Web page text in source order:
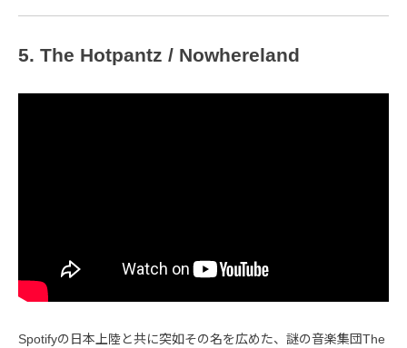
5. The Hotpantz / Nowhereland
Spotifyの日本上陸と共に突如その名を広めた、謎の音楽集団The